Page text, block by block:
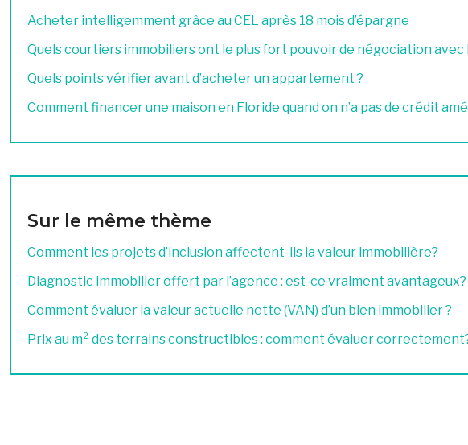
Acheter intelligemment grâce au CEL après 18 mois d’épargne
Quels courtiers immobiliers ont le plus fort pouvoir de négociation avec
Quels points vérifier avant d’acheter un appartement ?
Comment financer une maison en Floride quand on n’a pas de crédit
Sur le même thème
Comment les projets d’inclusion affectent-ils la valeur immobilière?
Diagnostic immobilier offert par l’agence : est-ce vraiment avantageux?
Comment évaluer la valeur actuelle nette (VAN) d’un bien immobilier ?
Prix au m² des terrains constructibles : comment évaluer